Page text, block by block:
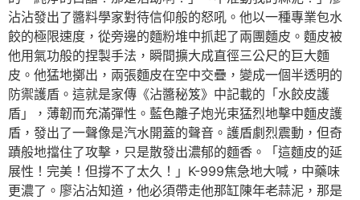
沾沾發出了醬料學家對待信仰般的怒吼。他以一種專業包水
餃的極限速度，從旁邊的麵粉堆中抓起了兩團麵皮。麵皮被
他用氣功般的捏製手法，瞬間擴大成直徑三公尺的巨大麵
皮。他猛地擲出，兩張麵皮在空中交疊，變成一個半透明的
防禦護盾。這就是家傳《沾醬秘笈》中記載的「水餃皮護
盾」，薄韌而充滿彈性。藍色離子炮光束猛烈地擊中麵皮護
盾，發出了一聲像是汽水開蓋的聲音。護盾劇烈震動，但奇
蹟般地擋住了攻擊，只是散發出濃郁的麵香。「這麵皮的延
展性！完美！但撐不了太久！」K-999焦急地大喊，中藥味
更濃了。廖沾沾知道，他必須帶走他那缸陳年老蒜泥，那是